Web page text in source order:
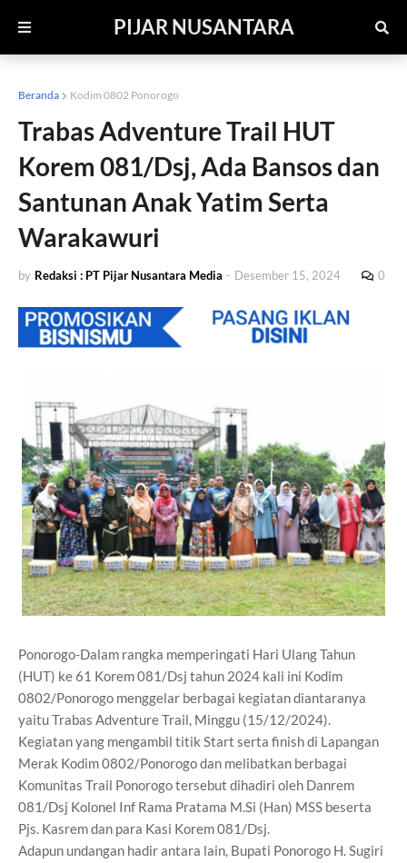
PIJAR NUSANTARA
Beranda Kodim 0802 Ponorogo
Trabas Adventure Trail HUT
Korem 081/Dsj, Ada Bansos dan
Santunan Anak Yatim Serta
Warakawuri
by Redaksi : PT Pijar Nusantara Media - Desember 15, 2024 0
Ponorogo-Dalam rangka memperingati Hari Ulang Tahun
(HUT) ke 61 Korem 081/Dsj tahun 2024 kali ini Kodim
0802/Ponorogo menggelar berbagai kegiatan diantaranya
yaitu Trabas Adventure Trail, Minggu (15/12/2024).
Kegiatan yang mengambil titik Start serta finish di Lapangan
Merak Kodim 0802/Ponorogo dan melibatkan berbagai
Komunitas Trail Ponorogo tersebut dihadiri oleh Danrem
081/Dsj Kolonel Inf Rama Pratama M.Si (Han) MSS beserta
Pjs. Kasrem dan para Kasi Korem 081/Dsj.
Adapun undangan hadir antara lain, Bupati Ponorogo H. Sugiri